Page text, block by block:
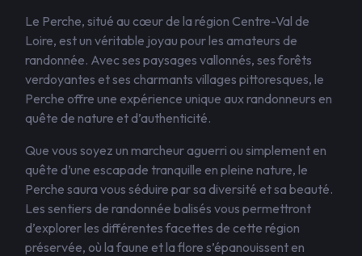
Le Perche, situé au cœur de la région Centre-Val de
Loire, est un véritable joyau pour les amateurs de
randonnée. Avec ses paysages vallonnés, ses forêts
verdoyantes et ses charmants villages pittoresques, le
Perche offre une expérience unique aux randonneurs en
quête de nature et d’authenticité.
Que vous soyez un marcheur aguerri ou simplement en
quête d’une escapade tranquille en pleine nature, le
Perche saura vous séduire par sa diversité et sa beauté.
Les sentiers de randonnée balisés vous permettront
d’explorer les différentes facettes de cette région
préservée, où la faune et la flore s’épanouissent en